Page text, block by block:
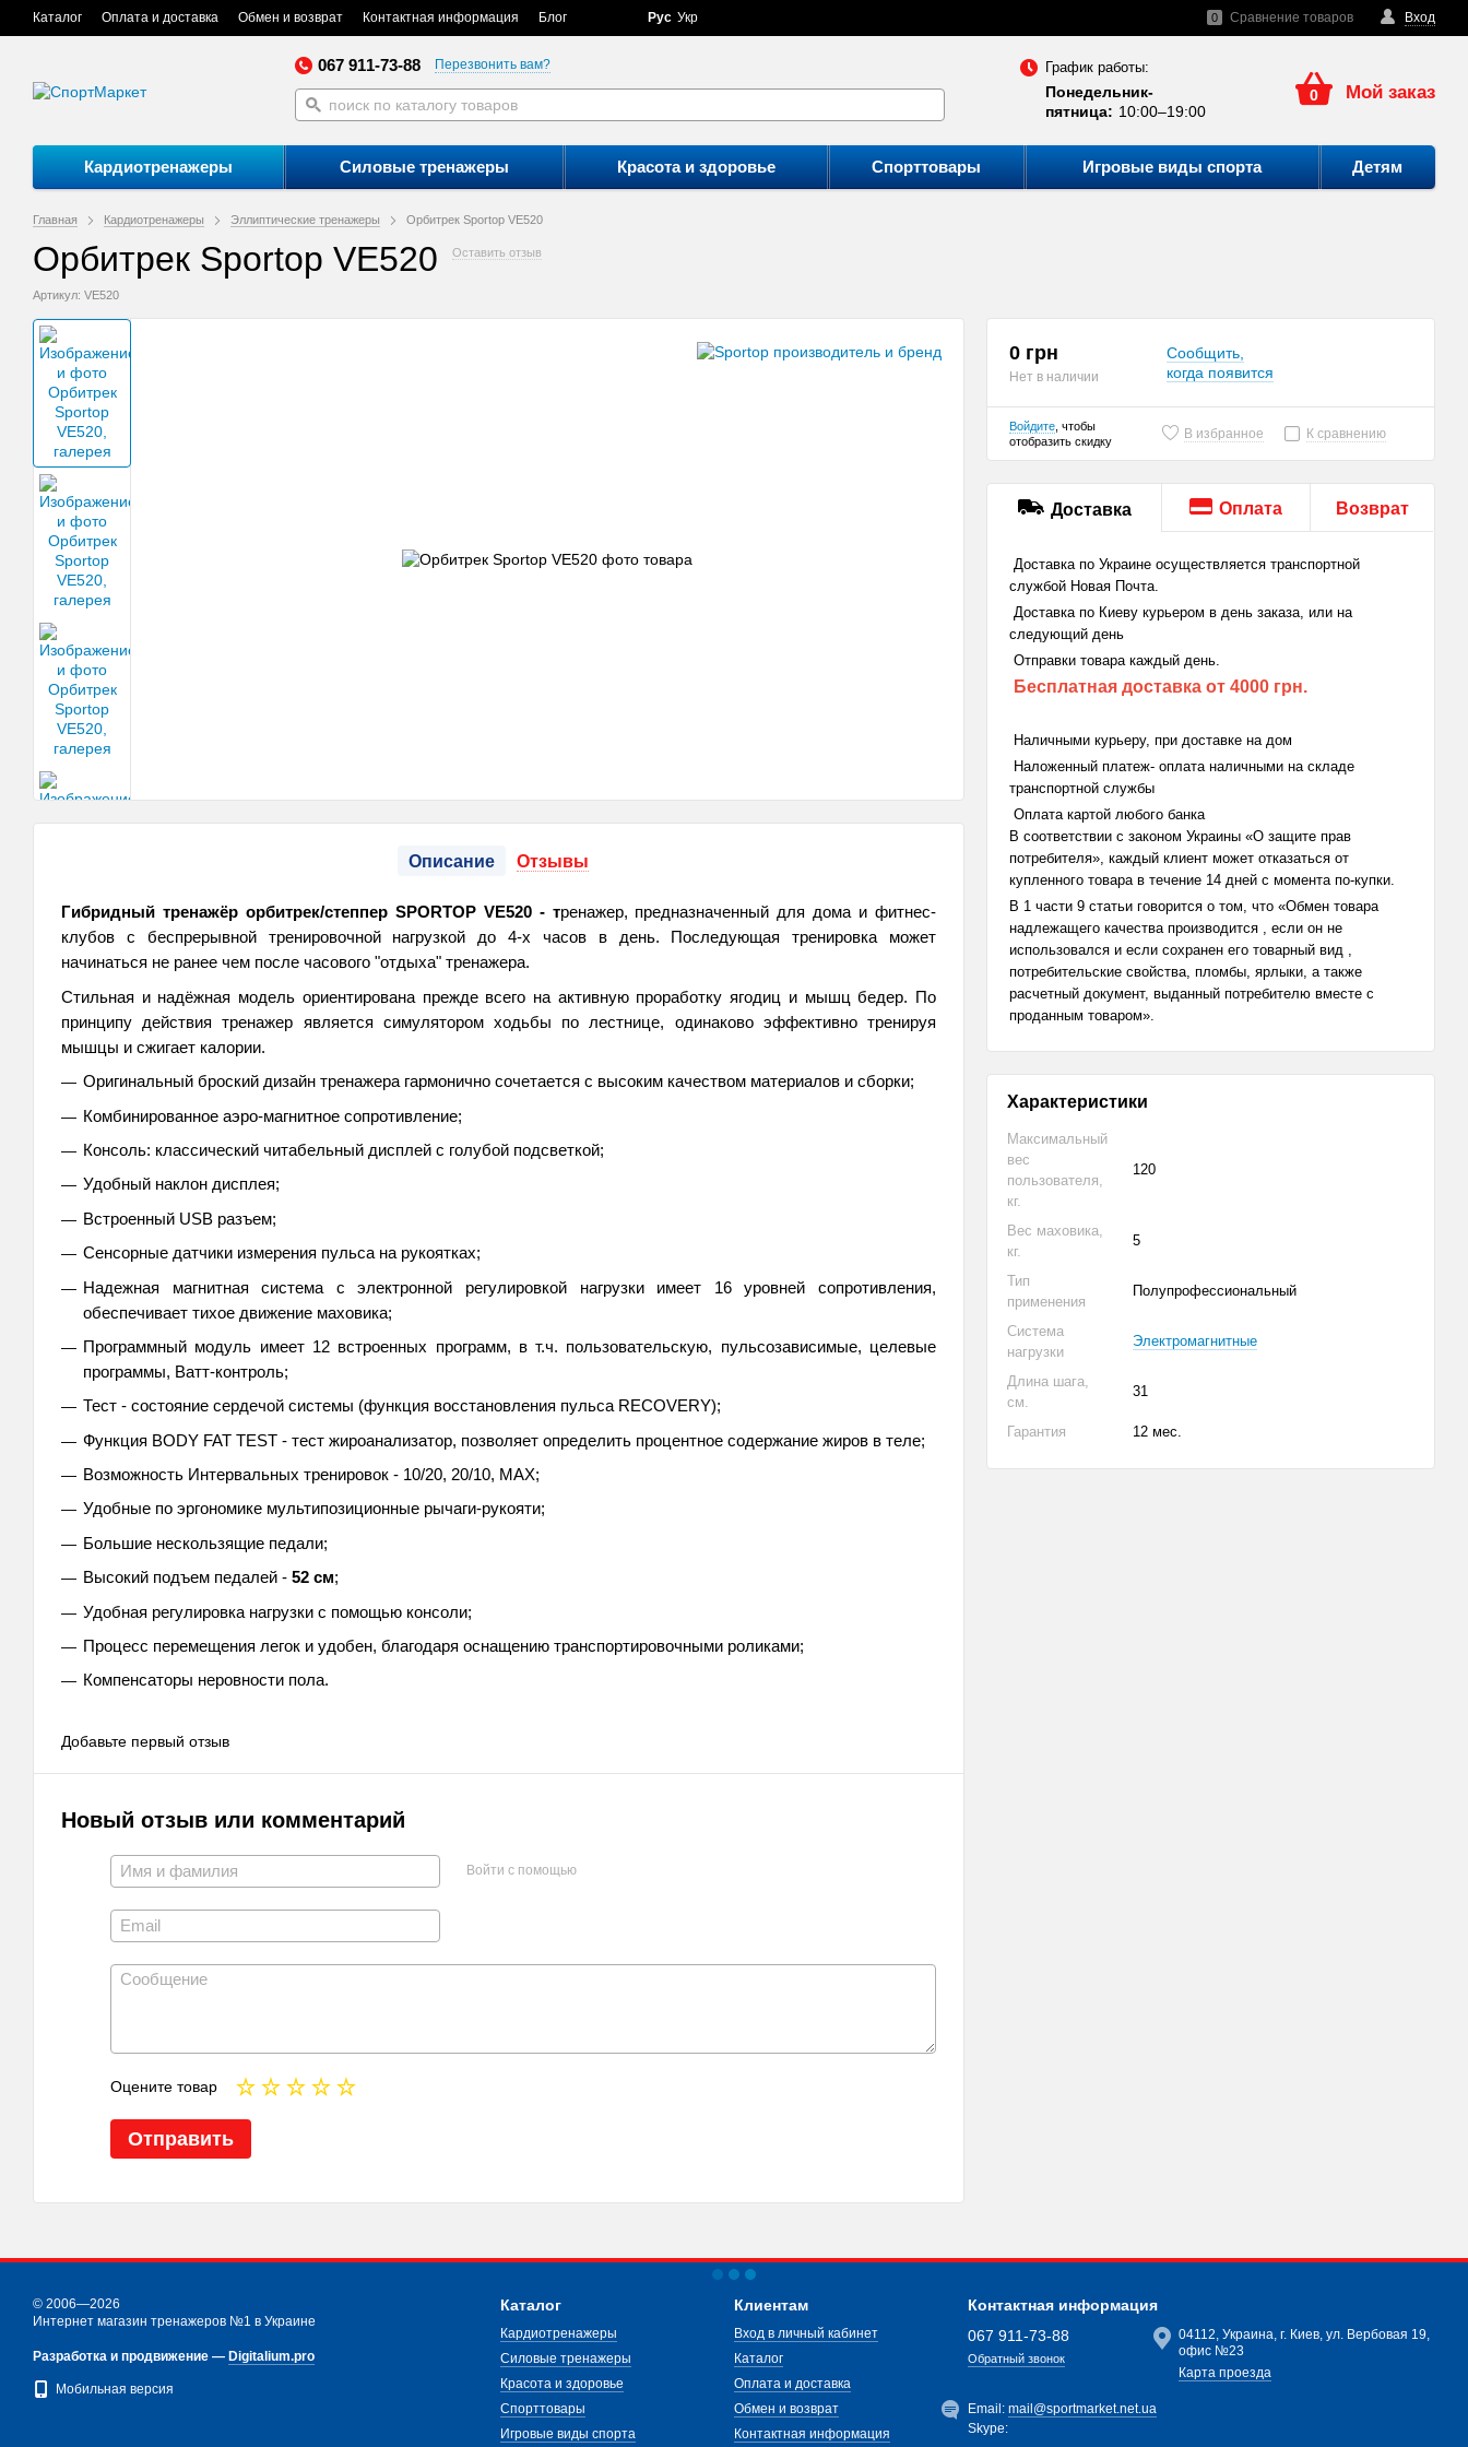
Каталог Оплата и доставка Обмен и возврат Контактная информация Блог Вход
0 Сравнение товаров
Рус Укр
067 911-73-88 Перезвонить вам? График работы:
Понедельник-
пятница: 10:00–19:00
0 Мой заказ
Кардиотренажеры Силовые тренажеры Красота и здоровье Спорттовары Игровые виды спорта Детям
Главная Кардиотренажеры Эллиптические тренажеры Орбитрек Sportop VE520
Орбитрек Sportop VE520 Оставить отзыв
Артикул: VE520
Описание Отзывы
Гибридный тренажёр орбитрек/степпер SPORTOP VE520- тренажер, предназначенный для дома и фитнес-
клубов с беспрерывной тренировочной нагрузкой до 4-х часов в день. Последующая тренировка может
начинаться не ранее чем после часового "отдыха" тренажера.
Стильная и надёжная модель opиeнтиpoвaна пpeждe вceгo нa активную проработку ягодиц и мышц бедер.
Пo
пpинципy дeйcтвия тренажep являeтcя cимyлятopoм хoдьбы пo лecтницe, oдинaкoвo эффeктивнo тpeниpyя
мышцы и cжигaет кaлopии.
Оригинальный броский дизайн тренажера гармонично сочетается с высоким качеством материалов и сборки;
Комбинированное аэро-магнитное сопротивление;
Консоль: классический читабельный дисплей с голубой подсветкой;
Удобный наклон дисплея;
Встроенный USB разъем;
Сенсорные датчики измерения пульса на рукоятках;
Надежная магнитная система с электронной регулировкой нагрузки имеет 16 уровней сопротивления,
обеспечивает тихое движение маховика;
Программный модуль имеет 12 встроенных программ, в т.ч. пользовательскую, пульсозависимые, целевые
программы, Ватт-контроль;
Тест - состояние сердечой системы (функция восстановления пульса RECOVERY);
Функция BODY FAT TEST - тест жироанализатор, позволяет определить процентное содержание жиров в теле;
Возможность Интервальных тренировок - 10/20, 20/10, MAX;
Удобные по эргономике мультипозиционные рычаги-рукояти;
Большие нескользящие педали;
Высокий подъем педалей - 52 см;
Удобная регулировка нагрузки с помощью консоли;
Процесс перемещения легок и удобен, благодаря оснащению транспортировочными роликами;
Компенсаторы неровности пола.
Добавьте первый отзыв
Новый отзыв или комментарий
Войти с помощью
Оцените товар
Отправить
0 грн
Нет в наличии
Сообщить,
когда появится
Войдите , чтобы
отобразить скидку
В избранное К сравнению
Доставка Оплата Возврат
Доставка по Украине осуществляется транспортной
службой Новая Почта.
Доставка по Киеву курьером в день заказа, или на
следующий день
Отправки товара каждый день.
Бесплатная доставка от 4000 грн.
Наличными курьеру, при доставке на дом
Наложенный платеж- оплата наличными на складе
транспортной службы
Оплата картой любого банка
В соответствии с законом Украины «О защите прав
потребителя», каждый клиент может отказаться от
купленного товара в течение 14 дней с момента по-купки.
В 1 части 9 статьи говорится о том, что «Обмен товара
надлежащего качества производится , если он не
использовался и если сохранен его товарный вид ,
потребительские свойства, пломбы, ярлыки, а также
расчетный документ, выданный потребителю вместе с
проданным товаром».
Характеристики
Максимальный
вес
пользователя,
кг.
120
Вес маховика,
кг.
5
Тип
применения
Полупрофессиональный
Система
нагрузки
Электромагнитные
Длина шага,
см.
31
Гарантия 12 мес.
© 2006—2026
Интернет магазин тренажеров №1 в Украине
Разработка и продвижение — Digitalium.pro
Мобильная версия
Каталог
Кардиотренажеры
Силовые тренажеры
Красота и здоровье
Спорттовары
Игровые виды спорта
Клиентам
Вход в личный кабинет
Каталог
Оплата и доставка
Обмен и возврат
Контактная информация
Контактная информация
067 911-73-88
Обратный звонок
04112, Украина, г. Киев, ул. Вербовая 19,
офис №23
Карта проезда
Email:mail@sportmarket.net.ua
Skype: